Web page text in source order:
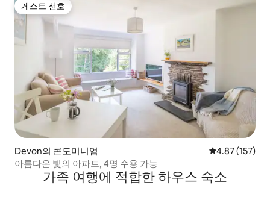
게스트 선호
게스트 선호
Devon의 콘도미니엄 평점 4.87점(5
4.87 (157)
아름다운 빛의 아파트, 4명 수용 가능
가족 여행에 적합한 하우스 숙소